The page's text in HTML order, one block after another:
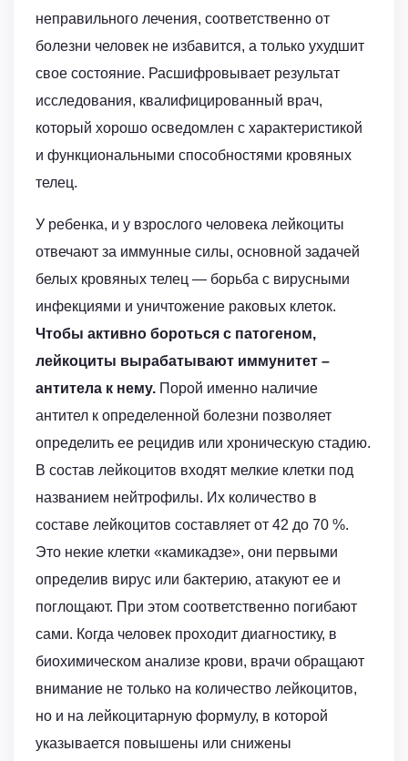
неправильного лечения, соответственно от
болезни человек не избавится, а только ухудшит
свое состояние. Расшифровывает результат
исследования, квалифицированный врач,
который хорошо осведомлен с характеристикой
и функциональными способностями кровяных
телец.
У ребенка, и у взрослого человека лейкоциты
отвечают за иммунные силы, основной задачей
белых кровяных телец — борьба с вирусными
инфекциями и уничтожение раковых клеток.
Чтобы активно бороться с патогеном,
лейкоциты вырабатывают иммунитет –
антитела к нему. Порой именно наличие
антител к определенной болезни позволяет
определить ее рецидив или хроническую стадию.
В состав лейкоцитов входят мелкие клетки под
названием нейтрофилы. Их количество в
составе лейкоцитов составляет от 42 до 70 %.
Это некие клетки «камикадзе», они первыми
определив вирус или бактерию, атакуют ее и
поглощают. При этом соответственно погибают
сами. Когда человек проходит диагностику, в
биохимическом анализе крови, врачи обращают
внимание не только на количество лейкоцитов,
но и на лейкоцитарную формулу, в которой
указывается повышены или снижены